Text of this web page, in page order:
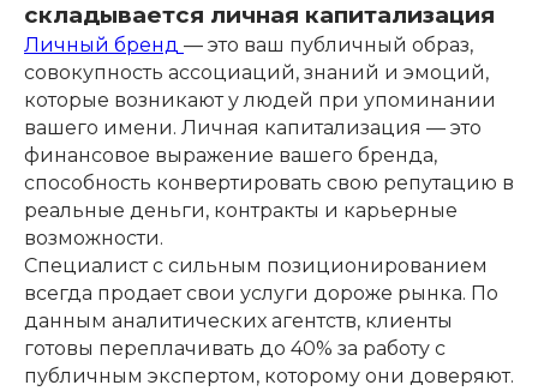
складывается личная капитализация
Личный бренд — это ваш публичный образ,
совокупность ассоциаций, знаний и эмоций,
которые возникают у людей при упоминании
вашего имени. Личная капитализация — это
финансовое выражение вашего бренда,
способность конвертировать свою репутацию в
реальные деньги, контракты и карьерные
возможности.
Специалист с сильным позиционированием
всегда продает свои услуги дороже рынка. По
данным аналитических агентств, клиенты
готовы переплачивать до 40% за работу с
публичным экспертом, которому они доверяют.